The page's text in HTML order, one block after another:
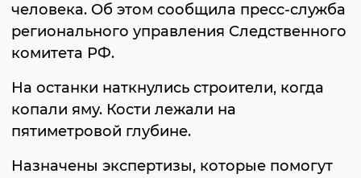
человека. Об этом сообщила пресс-служба
регионального управления Следственного
комитета РФ.
На останки наткнулись строители, когда
копали яму. Кости лежали на
пятиметровой глубине.
Назначены экспертизы, которые помогут